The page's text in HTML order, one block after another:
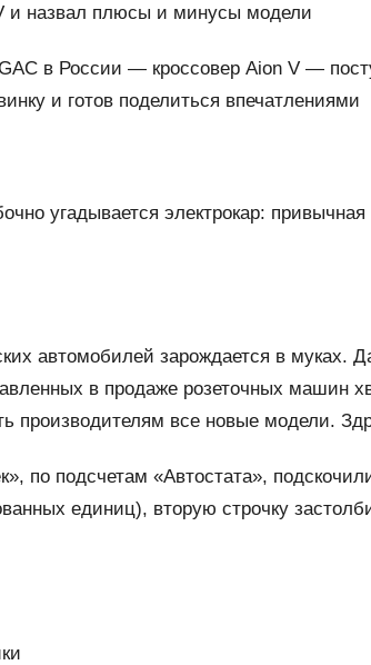
и назвал плюсы и минусы модели
в России — кроссовер Aion V —
и готов поделиться впечатлениями
угадывается электрокар:
автомобилей зарождается в муках.
в продаже розеточных машин
производителям все новые модели.
по подсчетам «Автостата»,
единиц), вторую строчку